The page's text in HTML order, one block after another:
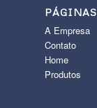
PÁGINAS
A Empresa
Contato
Home
Produtos